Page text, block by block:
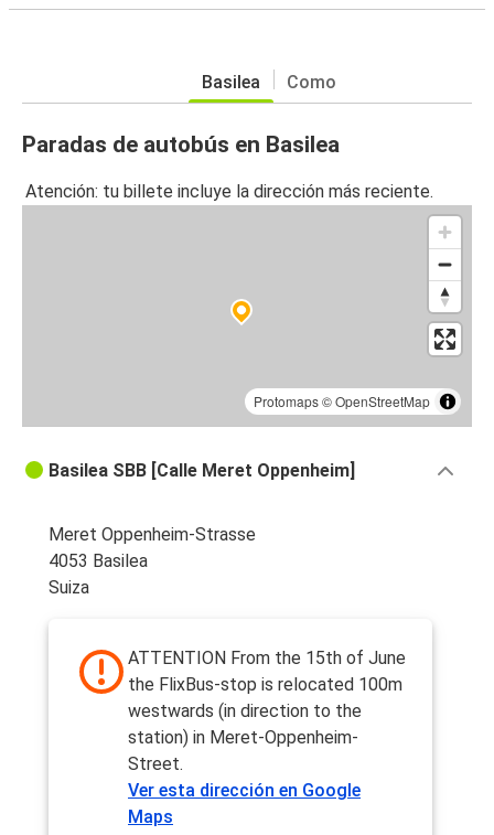
Basilea Como
Paradas de autobús en Basilea
Atención: tu billete incluye la dirección más reciente.
Protomaps©OpenStreetMap
Basilea SBB [Calle Meret Oppenheim]
Meret Oppenheim-Strasse
4053 Basilea
Suiza
ATTENTION From the 15th of June
the FlixBus-stop is relocated 100m
westwards (in direction to the
station) in Meret-Oppenheim-
Street.
Ver esta dirección en Google
Maps